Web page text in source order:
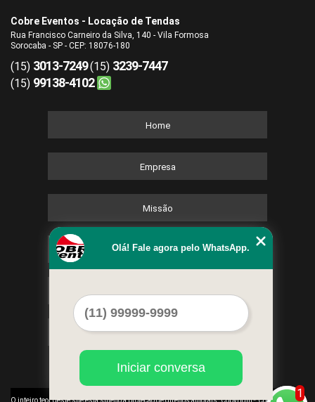
Cobre Eventos - Locação de Tendas
Rua Francisco Carneiro da Silva, 140 - Vila Formosa
Sorocaba - SP - CEP: 18076-180
(15) 3013-7249(15) 3239-7447
(15) 99138-4102
Home
Empresa
Missão
Serviços
Mapa do site
O inteiro teor deste site está sujeito à proteção de direitos autorais. Copyright Cobre Eventos
1
Olá! Fale agora pelo WhatsApp.
Iniciar conversa